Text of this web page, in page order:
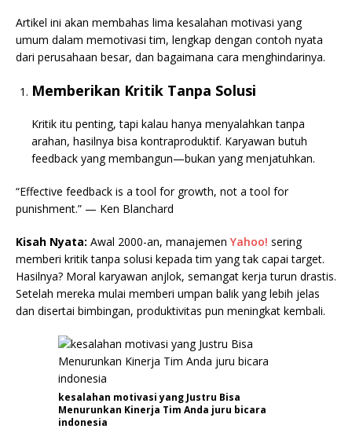
Artikel ini akan membahas lima kesalahan motivasi yang
umum dalam memotivasi tim, lengkap dengan contoh nyata
dari perusahaan besar, dan bagaimana cara menghindarinya.
Memberikan Kritik Tanpa Solusi
Kritik itu penting, tapi kalau hanya menyalahkan tanpa
arahan, hasilnya bisa kontraproduktif. Karyawan butuh
feedback yang membangun—bukan yang menjatuhkan.
“Effective feedback is a tool for growth, not a tool for
punishment.” — Ken Blanchard
Kisah Nyata: Awal 2000-an, manajemen Yahoo! sering
memberi kritik tanpa solusi kepada tim yang tak capai target.
Hasilnya? Moral karyawan anjlok, semangat kerja turun drastis.
Setelah mereka mulai memberi umpan balik yang lebih jelas
dan disertai bimbingan, produktivitas pun meningkat kembali.
kesalahan motivasi yang Justru Bisa
Menurunkan Kinerja Tim Anda juru bicara
indonesia